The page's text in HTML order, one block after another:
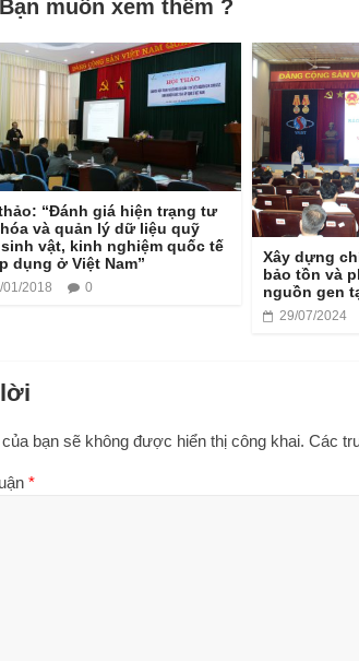
Bạn muốn xem thêm ?
“Đánh giá hiện trạng tư
và quản lý dữ liệu quỹ
vật, kinh nghiệm quốc tế
dụng ở Việt Nam”
01/2018 0
Xây dựng
bảo tồn và
nguồn gen
29/07/2024
bạn sẽ không được hiển thị công khai. Các
*